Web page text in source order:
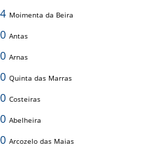
Moimenta da Beira
Antas
Arnas
Quinta das Marras
Costeiras
Abelheira
Arcozelo das Maias